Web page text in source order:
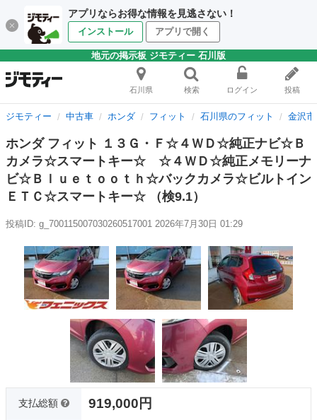
アプリならお得な情報を見逃さない！
インストール アプリで開く
地元の掲示板 ジモティー 石川版
石川県 検索 ログイン 投稿
ジモティー 中古車 ホンダ フィット 石川県のフィット 金沢
ホンダ フィット １３Ｇ・Ｆ☆４ＷＤ☆純正ナビ☆Ｂ
カメラ☆スマートキー☆ ☆４ＷＤ☆純正メモリーナ
ビ☆Ｂｌｕｅｔｏｏｔｈ☆バックカメラ☆ビルトイン
ＥＴＣ☆スマートキー☆ （検9.1）
投稿ID: g_700115007030260517001 2026年7月30日 01:29
支払総額 919,000円